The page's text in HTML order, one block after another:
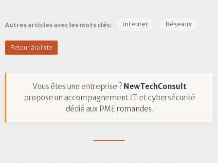
Autres articles avec les mots clés: Internet Réseaux
Retour à la liste
Vous êtes une entreprise ? NewTechConsult
propose un accompagnement IT et cybersécurité
dédié aux PME romandes.